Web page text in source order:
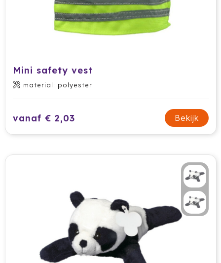
Mini safety vest
material: polyester
vanaf € 2,03 Bekijk